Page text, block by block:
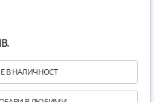
Е В НАЛИЧНОСТ